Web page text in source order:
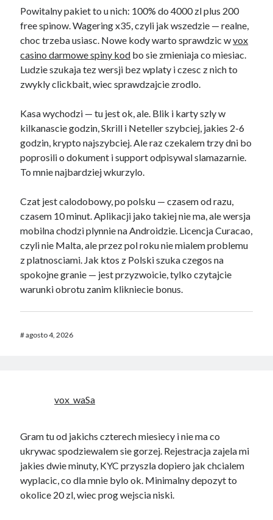
Powitalny pakiet to u nich: 100% do 4000 zl plus 200
free spinow. Wagering x35, czyli jak wszedzie — realne,
choc trzeba usiasc. Nowe kody warto sprawdzic wvox
casino darmowe spiny kod bo sie zmieniaja co miesiac.
Ludzie szukaja tez wersji bez wplaty i czesc z nich to
zwykly clickbait, wiec sprawdzajcie zrodlo.
Kasa wychodzi — tu jest ok, ale. Blik i karty szly w
kilkanascie godzin, Skrill i Neteller szybciej, jakies 2-6
godzin, krypto najszybciej. Ale raz czekalem trzy dni bo
poprosili o dokument i support odpisywal slamazarnie.
To mnie najbardziej wkurzylo.
Czat jest calodobowy, po polsku — czasem od razu,
czasem 10 minut. Aplikacji jako takiej nie ma, ale wersja
mobilna chodzi plynnie na Androidzie. Licencja Curacao,
czyli nie Malta, ale przez pol roku nie mialem problemu
z platnosciami. Jak ktos z Polski szuka czegos na
spokojne granie — jest przyzwoicie, tylko czytajcie
warunki obrotu zanim klikniecie bonus.
#agosto 4, 2026
vox_waSa
Gram tu od jakichs czterech miesiecy i nie ma co
ukrywac spodziewalem sie gorzej. Rejestracja zajela mi
jakies dwie minuty, KYC przyszla dopiero jak chcialem
wyplacic, co dla mnie bylo ok. Minimalny depozyt to
okolice 20 zl, wiec prog wejscia niski.